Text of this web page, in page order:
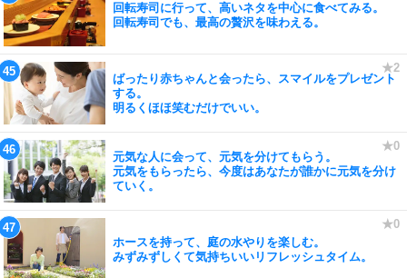
回転寿司に行って、高いネタを中心に食べてみる。
回転寿司でも、最高の贅沢を味わえる。
ばったり赤ちゃんと会ったら、スマイルをプレゼント
する。
明るくほほ笑むだけでいい。
元気な人に会って、元気を分けてもらう。
元気をもらったら、今度はあなたが誰かに元気を分け
ていく。
ホースを持って、庭の水やりを楽しむ。
みずみずしくて気持ちいいリフレッシュタイム。